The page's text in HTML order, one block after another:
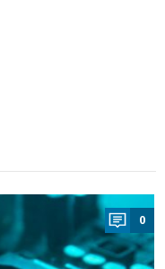
0